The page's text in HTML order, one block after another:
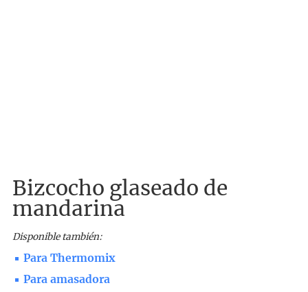
Bizcocho glaseado de
mandarina
Disponible también:
Para Thermomix
Para amasadora